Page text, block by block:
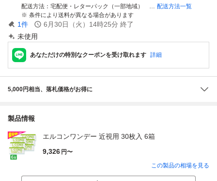
配送方法 宅配便・レターパック（一部地域） ※お取り寄せ品・送料無料 配送方法一覧
条件により送料が異なる場合があります
1件 6月30日（火）14時25分 終了
未使用
あなただけの特別なクーポンを受け取れます 詳細
5,000円相当、落札価格がお得に
製品情報
エルコンワンデー 近視用 30枚入 6箱
9,326 円〜
この製品の相場を見る